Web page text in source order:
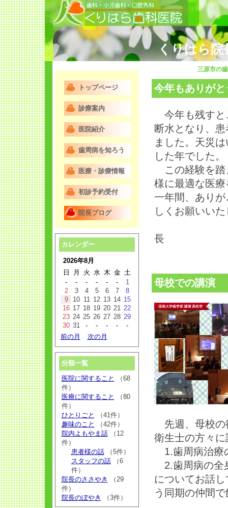
くりはら院
三原市の
今年もありが
今年も残すと
断水となり、
ました。天災
した年でした。
この経験を踏
様に最適な医
一年間、あり
しくお願いい
長
母校での講演
先週、母校の
衛生士の方々
1.歯周病治療
2.歯周病の
についてお話
う同期の仲間
トップページ
診療案内
医院紹介
歯周病を知ろう
医療・診療情報
初診予約受付
院長ブログ
カレンダー
2026年8月
日
月 火 水 木 金 土
-
- - - - -
1
2
3 4 5 6 7
8
9
10 11 12 13 14 15
16 17 18 19 20 21 22
23 24 25 26 27 28 29
30 31 - - - -
-
前の月
次の月
分類一覧
医院に関すること
（68
件）
医療に関すること
（80
件）
ひとりごと
（41件）
趣味のこと
（42件）
院内よもやま話（12
件）
患者様の話（5件）
スタッフの話（6
件）
院長のささやき
（29
件）
院長のぼやき
（3件）